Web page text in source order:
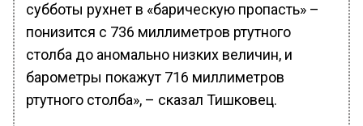
субботы рухнет в «барическую пропасть» –
понизится с 736 миллиметров ртутного
столба до аномально низких величин, и
барометры покажут 716 миллиметров
ртутного столба», – сказал Тишковец.